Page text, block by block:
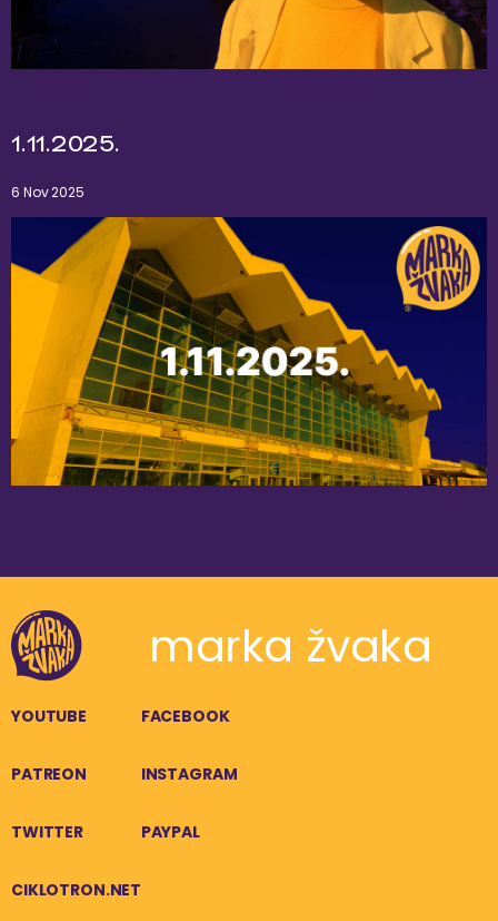
1.11.2025.
6 Nov 2025
marka žvaka
YOUTUBE FACEBOOK
PATREON INSTAGRAM
TWITTER PAYPAL
CIKLOTRON.NET